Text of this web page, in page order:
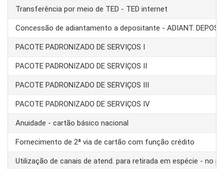
Transferência por meio de TED - TED internet
Concessão de adiantamento a depositante - ADIANT.
PACOTE PADRONIZADO DE SERVIÇOS I
PACOTE PADRONIZADO DE SERVIÇOS II
PACOTE PADRONIZADO DE SERVIÇOS III
PACOTE PADRONIZADO DE SERVIÇOS IV
Anuidade - cartão básico nacional
Fornecimento de 2ª via de cartão com função crédito
Utilização de canais de atend. para retirada em espécie - no